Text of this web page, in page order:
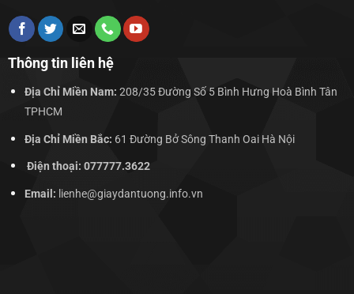
Thông tin liên hệ
Địa Chỉ Miền Nam: 208/35 Đường Số 5 Bình Hưng Hoà Bình Tân
TPHCM
Địa Chỉ Miền Bắc: 61 Đường Bở Sông Thanh Oai Hà Nội
Điện thoại: 077777.3622
Email: lienhe@giaydantuong.info.vn